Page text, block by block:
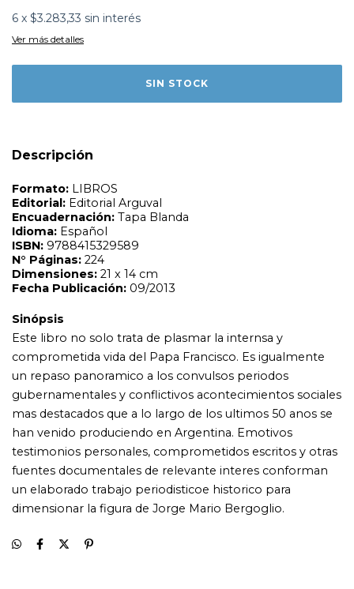
6 x $3.283,33 sin interés
Ver más detalles
Descripción
Formato:
Editorial:Editorial Arguval
Idioma:Español
N°Páginas:224
comprometida vida del Papa Francisco. Es igualmente
un repaso panoramico a los convulsos periodos
mas destacados que a lo largo de los ultimos 50 anos se
han venido produciendo en Argentina. Emotivos
testimonios personales, comprometidos escritos y otras
fuentes documentales de relevante interes conforman
un elaborado trabajo periodisticoe historico para
dimensionar la figura de Jorge Mario Bergoglio.